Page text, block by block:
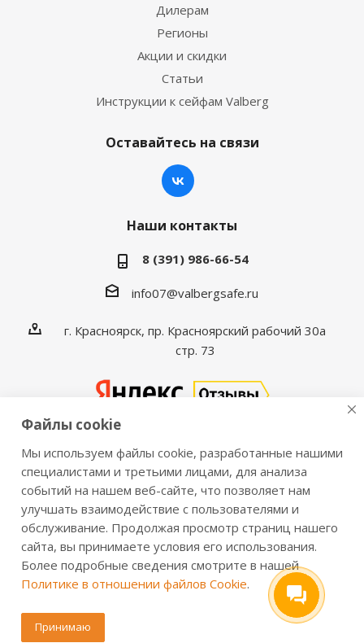
Дилерам
Регионы
Акции и скидки
Статьи
Инструкции к сейфам Valberg
Оставайтесь на связи
Наши контакты
8 (391) 986-66-54
info07@valbergsafe.ru
г. Красноярск, пр. Красноярский рабочий 30а
стр. 73
2016-2026 © VALBERGSAFE.RU — Интернет-магазин
сейфов Valberg и металлической мебели Практик.
Продажа сейфов для дома и офиса, металлических
шкафов, стеллажей, металлических дверей.
Информация о розничных ценах, технических
характеристиках, наличии на складе носит справочный
характер и не является публичной офертой,
определяемой положениями из Статьи 437 ч.2 ГК РФ.
Файлы cookie
Мы используем файлы cookie, разработанные нашими
специалистами и третьими лицами, для анализа
событий на нашем веб-сайте, что позволяет нам
улучшать взаимодействие с пользователями и
обслуживание. Продолжая просмотр страниц нашего
сайта, вы принимаете условия его использования.
Более подробные сведения смотрите в нашей
Политике в отношении файлов Cookie.
Принимаю